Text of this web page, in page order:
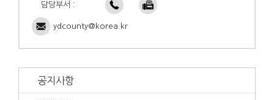
담당부서 :
ydcounty@korea.kr
공지사항